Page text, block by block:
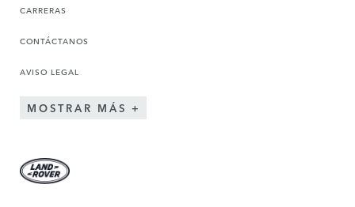
CARRERAS
CONTÁCTANOS
AVISO LEGAL
MOSTRAR MÁS